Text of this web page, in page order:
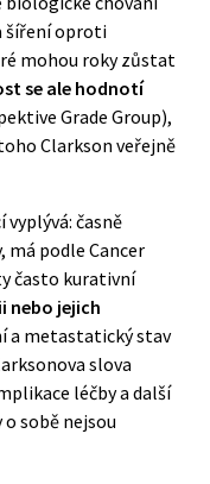
šíření oproti
mohou roky zůstat
se ale hodnotí
Grade Group),
Clarkson veřejně
časně
má podle Cancer
často kurativní
nebo jejich
a metastatický stav
slova
léčby a další
sobě nejsou